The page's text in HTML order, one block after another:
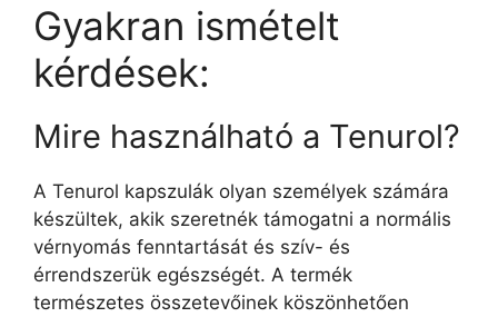
Gyakran ismételt
kérdések:
Mire használható a Tenurol?
A Tenurol kapszulák olyan személyek számára
készültek, akik szeretnék támogatni a normális
vérnyomás fenntartását és szív- és
érrendszerük egészségét. A termék
természetes összetevőinek köszönhetően